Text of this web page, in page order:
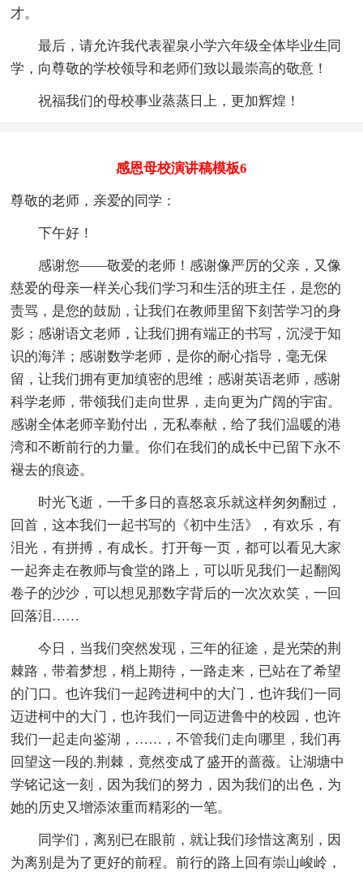
才。
最后，请允许我代表翟泉小学六年级全体毕业生同
学，向尊敬的学校领导和老师们致以最崇高的敬意！
祝福我们的母校事业蒸蒸日上，更加辉煌！
感恩母校演讲稿模板6
尊敬的老师，亲爱的同学：
下午好！
感谢您——敬爱的老师！感谢像严厉的父亲，又像
慈爱的母亲一样关心我们学习和生活的班主任，是您的
责骂，是您的鼓励，让我们在教师里留下刻苦学习的身
影；感谢语文老师，让我们拥有端正的书写，沉浸于知
识的海洋；感谢数学老师，是你的耐心指导，毫无保
留，让我们拥有更加缜密的思维；感谢英语老师，感谢
科学老师，带领我们走向世界，走向更为广阔的宇宙。
感谢全体老师辛勤付出，无私奉献，给了我们温暖的港
湾和不断前行的力量。你们在我们的成长中已留下永不
褪去的痕迹。
时光飞逝，一千多日的喜怒哀乐就这样匆匆翻过，
回首，这本我们一起书写的《初中生活》，有欢乐，有
泪光，有拼搏，有成长。打开每一页，都可以看见大家
一起奔走在教师与食堂的路上，可以听见我们一起翻阅
卷子的沙沙，可以想见那数字背后的一次次欢笑，一回
回落泪……
今日，当我们突然发现，三年的征途，是光荣的荆
棘路，带着梦想，梢上期待，一路走来，已站在了希望
的门口。也许我们一起跨进柯中的大门，也许我们一同
迈进柯中的大门，也许我们一同迈进鲁中的校园，也许
我们一起走向鉴湖，……，不管我们走向哪里，我们再
回望这一段的.荆棘，竟然变成了盛开的蔷薇。让湖塘中
学铭记这一刻，因为我们的努力，因为我们的出色，为
她的历史又增添浓重而精彩的一笔。
同学们，离别已在眼前，就让我们珍惜这离别，因
为离别是为了更好的前程。前行的路上回有崇山峻岭，